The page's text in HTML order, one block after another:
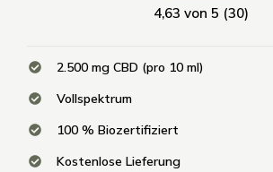
4,63 von 5 (30)
2.500 mg CBD (pro 10 ml)
Vollspektrum
100 % Biozertifiziert
Kostenlose Lieferung